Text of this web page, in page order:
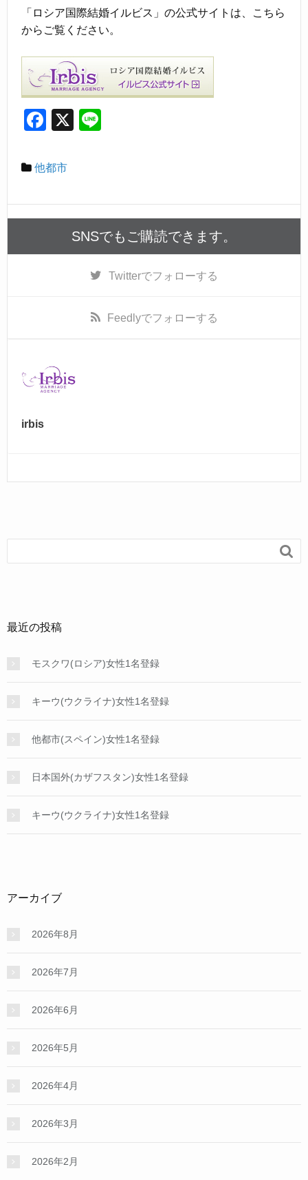
「ロシア国際結婚イルビス」の公式サイトは、こちら
からご覧ください。
F
c
b
o
X
他都市
SNSでもご購読できます。
Twitterでフォローする
Feedlyでフォローする
irbis

最近の投稿
モスクワ(ロシア)女性1名登録
キーウ(ウクライナ)女性1名登録
他都市(スペイン)女性1名登録
日本国外(カザフスタン)女性1名登録
キーウ(ウクライナ)女性1名登録
アーカイブ
2026年8月
2026年7月
2026年6月
2026年5月
2026年4月
2026年3月
2026年2月